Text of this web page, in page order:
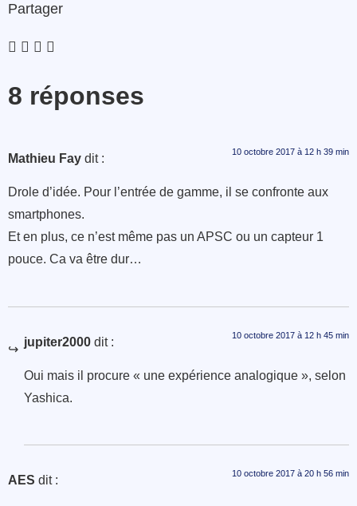
Partager
8 réponses
Mathieu Fay dit : 10 octobre 2017 à 12 h 39 min
Drole d’idée. Pour l’entrée de gamme, il se confronte aux
smartphones.
Et en plus, ce n’est même pas un APSC ou un capteur 1
pouce. Ca va être dur…
jupiter2000 dit : 10 octobre 2017 à 12 h 45 min
Oui mais il procure « une expérience analogique », selon
Yashica.
AES dit : 10 octobre 2017 à 20 h 56 min